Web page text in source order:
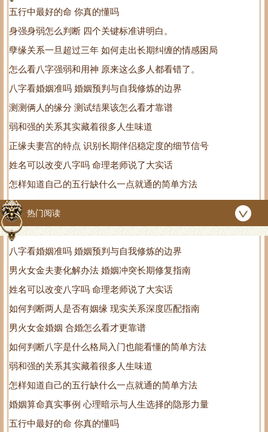
五行中最好的命 你真的懂吗
身强身弱怎么判断 四个关键标准讲明白。
孽缘关系一旦超过三年 如何走出长期纠缠的情感困局
怎么看八字强弱和用神 原来这么多人都看错了。
八字看婚姻准吗 婚姻预判与自我修炼的边界
测测俩人的缘分 测试结果该怎么看才靠谱
弱和强的关系其实藏着很多人生味道
正缘夫妻宫的特点 识别长期伴侣稳定度的细节信号
姓名可以改变八字吗 命理老师说了大实话
怎样知道自己的五行缺什么一点就通的简单方法
热门阅读
八字看婚姻准吗 婚姻预判与自我修炼的边界
男火女金夫妻化解办法 婚姻冲突长期修复指南
姓名可以改变八字吗 命理老师说了大实话
如何判断两人是否有姻缘 现实关系深度匹配指南
男火女金婚姻 合婚怎么看才更靠谱
如何判断八字是什么格局入门也能看懂的简单方法
弱和强的关系其实藏着很多人生味道
怎样知道自己的五行缺什么一点就通的简单方法
婚姻算命真实事例 心理暗示与人生选择的隐形力量
五行中最好的命 你真的懂吗